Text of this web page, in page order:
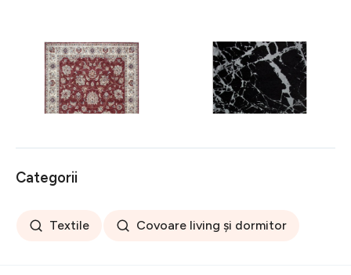
Covor rezistent Eko, ALT
05 - Red, Ivory, 100%
poliester, 80 x 150 cm
256 lei
Covor rezistent SM 21 -
Black, Silver XW, 80x300
441 lei
Categorii
Textile Covoare living și dormitor